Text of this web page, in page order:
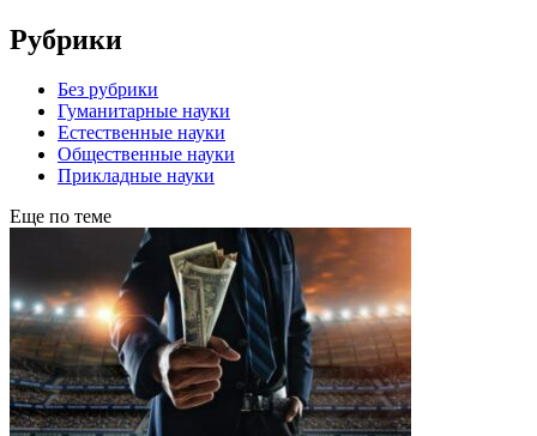
Рубрики
Без рубрики
Гуманитарные науки
Естественные науки
Общественные науки
Прикладные науки
Еще по теме